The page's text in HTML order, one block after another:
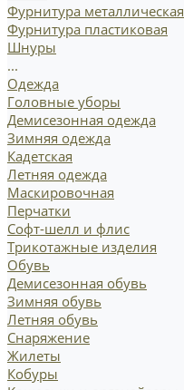
Фурнитура металлическая
Фурнитура пластиковая
Шнуры
...
Одежда
Головные уборы
Демисезонная одежда
Зимняя одежда
Кадетская
Летняя одежда
Маскировочная
Перчатки
Софт-шелл и флис
Трикотажные изделия
Обувь
Демисезонная обувь
Зимняя обувь
Летняя обувь
Снаряжение
Жилеты
Кобуры